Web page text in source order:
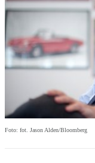
Foto: fot. Jason Alden/Bloomberg